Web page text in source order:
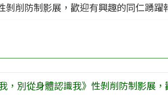
削防制影展，歡迎有興趣的同仁踴躍
，別從身體認識我》性剝削防制影展